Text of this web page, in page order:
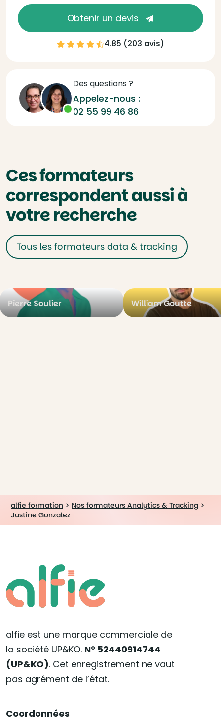
Obtenir un devis
4.85 (203 avis)
Des questions ?
Appelez-nous :
02 55 99 46 86
Ces formateurs
correspondent aussi à
votre recherche
Tous les formateurs data & tracking
Pierre Soulier William Goutte
alfie formation > Nos formateurs Analytics & Tracking >
Justine Gonzalez
alfie est une marque commerciale de
la société UP&KO. N° 52440914744
(UP&KO). Cet enregistrement ne vaut
pas agrément de l’état.
Coordonnées